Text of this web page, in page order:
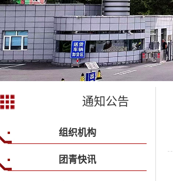
通知公告
组织机构
团青快讯